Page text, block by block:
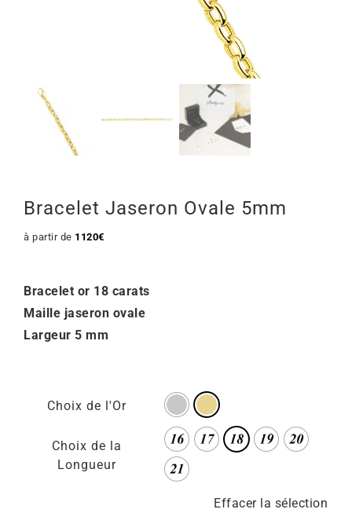
Bracelet Jaseron Ovale 5mm
à partir de 1120€
Bracelet or 18 carats
Maille jaseron ovale
Largeur 5 mm
Choix de l'Or
Choix de la
Longueur
Effacer la sélection